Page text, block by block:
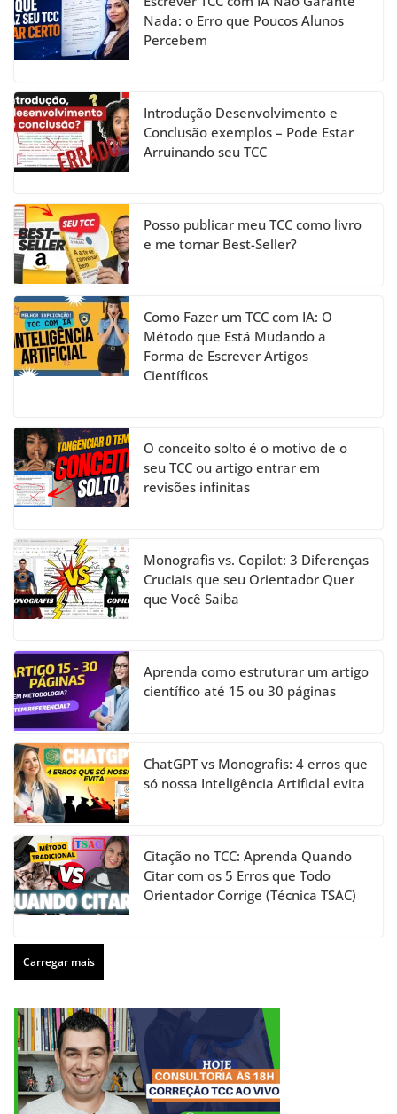
o
o
k
m n b
e
h
a
n
el
Nada: o Erro que Poucos Alunos
Percebem
Introdução Desenvolvimento e
Conclusão exemplos – Pode Estar
Arruinando seu TCC
Posso publicar meu TCC como livro
e me tornar Best-Seller?
Como Fazer um TCC com IA: O
Método que Está Mudando a
Forma de Escrever Artigos
Científicos
O conceito solto é o motivo de o
seu TCC ou artigo entrar em
revisões infinitas
Monografis vs. Copilot: 3 Diferenças
Cruciais que seu Orientador Quer
que Você Saiba
Aprenda como estruturar um artigo
científico até 15 ou 30 páginas
ChatGPT vs Monografis: 4 erros que
só nossa Inteligência Artificial evita
Citação no TCC: Aprenda Quando
Citar com os 5 Erros que Todo
Orientador Corrige (Técnica TSAC)
Carregar mais